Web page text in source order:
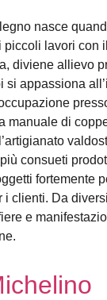
nasce
lavori con
diviene allievo
si appassiona
manuale di
consueti
fortemente
i clienti. Da
e